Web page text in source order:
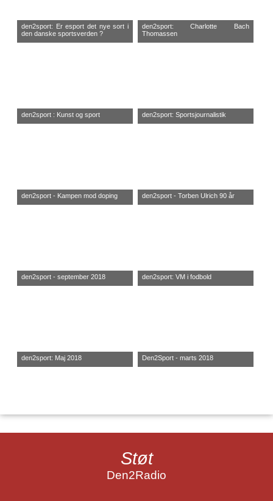
den2sport: Er esport det nye sort i
den danske sportsverden ?
den2sport: Charlotte Bach
Thomassen
den2sport : Kunst og sport den2sport: Sportsjournalistik
den2sport - Kampen mod doping den2sport - Torben Ulrich 90 år
den2sport - september 2018 den2sport: VM i fodbold
den2sport: Maj 2018 Den2Sport - marts 2018
Støt
Den2Radio